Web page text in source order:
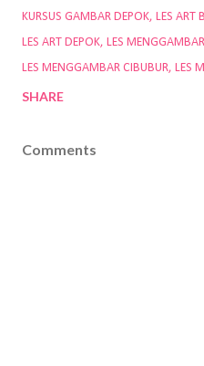
KURSUS GAMBAR DEPOK LES ART
LES ART DEPOK LES
LES MENGGAMBAR CIBUBUR LES
SHARE
Comments